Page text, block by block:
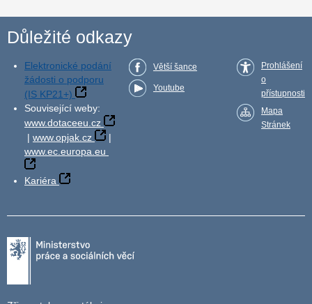
Důležité odkazy
Elektronické podání
žádosti o podporu
(IS KP21+)
Související weby:
www.dotaceeu.cz
| www.opjak.cz
|
www.ec.europa.eu
Kariéra
Větší šance
Youtube
Prohlášení
o
přístupnosti
Mapa
Stránek